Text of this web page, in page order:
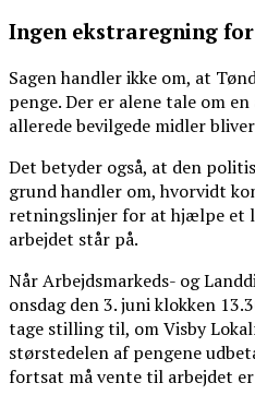
Ingen ekstraregning
Sagen handler ikke om, at
penge. Der er alene tale om
allerede bevilgede midler
Det betyder også, at den
grund handler om, hvorvidt
retningslinjer for at hjælpe et
arbejdet står på.
Når Arbejdsmarkeds- og
onsdag den 3. juni klokken
tage stilling til, om Visby
størstedelen af pengene
fortsat må vente til arbejdet